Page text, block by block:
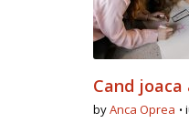
Cand joaca
byAnca Oprea